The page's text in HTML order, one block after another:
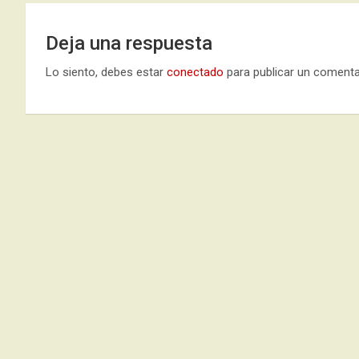
Deja una respuesta
Lo siento, debes estar conectado para publicar un